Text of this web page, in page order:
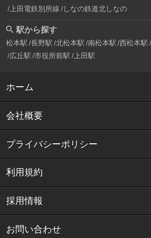
上田電鉄別所線 しなの鉄道北しなの
駅から探す
松本駅 長野駅 北松本駅 南松本駅 西松本駅
広丘駅 市役所前駅 上田駅
ホーム
会社概要
プライバシーポリシー
利用規約
採用情報
お問い合わせ